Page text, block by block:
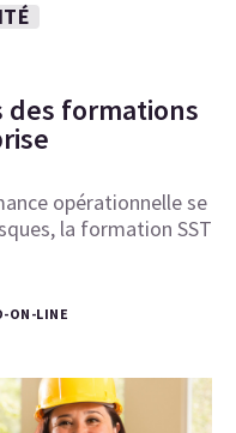
des formations
opérationnelle se
la formation SST
ON-LINE